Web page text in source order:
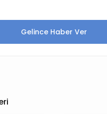
Gelince Haber Ver